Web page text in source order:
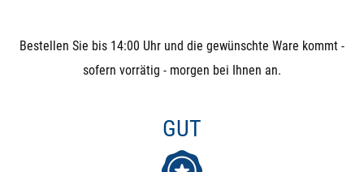
Bestellen Sie bis 14:00 Uhr und die gewünschte Ware kommt -
sofern vorrätig - morgen bei Ihnen an.
GUT